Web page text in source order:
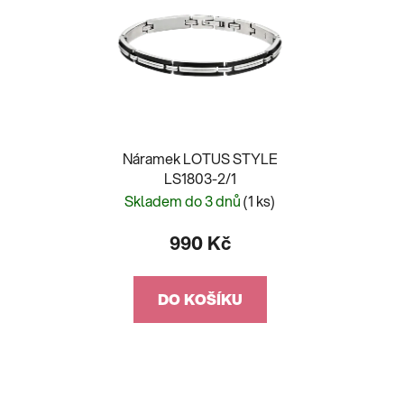
Náramek LOTUS STYLE
LS1803-2/1
Skladem do 3 dnů(1 ks)
990 Kč
DO KOŠÍKU